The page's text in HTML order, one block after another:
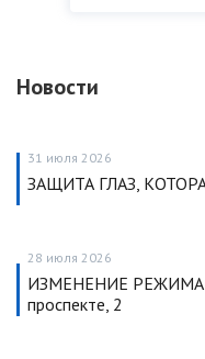
Новости
31 июля 2026
ЗАЩИТА ГЛАЗ,
28 июля 2026
ИЗМЕНЕНИЕ РЕЖИМА
проспекте, 2